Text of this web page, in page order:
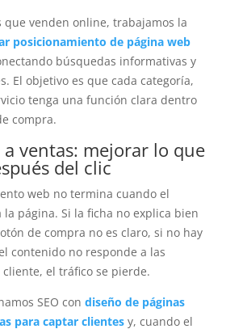
que venden online, trabajamos la
posicionamiento de página web
búsquedas informativas y
El objetivo es que cada categoría,
tenga una función clara dentro
compra.
a ventas: mejorar lo que
del clic
web no termina cuando el
la página. Si la ficha no explica bien
de compra no es claro, si no hay
contenido no responde a las
el tráfico se pierde.
SEO con diseño de páginas
para captar clientesy, cuando el